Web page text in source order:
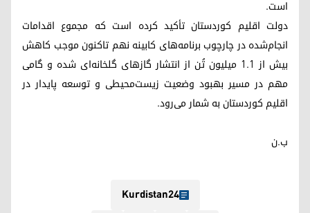
است.
دولت اقلیم کوردستان تأکید کرده است که مجموع اقدامات
انجام‌شده در چارچوب برنامه‌های کابینه نهم تاکنون موجب کاهش
بیش از ۱.۱ میلیون تُن از انتشار گازهای گلخانه‌ای شده و گامی
مهم در مسیر بهبود وضعیت زیست‌محیطی و توسعه پایدار در
اقلیم کوردستان به شمار می‌رود.
ب.ن
Kurdistan24